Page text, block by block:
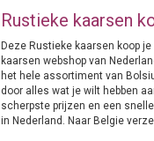
Rustieke kaarsen
Deze Rustieke kaarsen koop
kaarsen webshop van
het hele assortiment van
door alles wat je wilt hebben
scherpste prijzen en een
in Nederland. Naar Belgie